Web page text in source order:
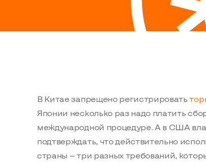
В Китае запрещено регистрировать
Японии несколько раз надо платить
международной процедуре. А в США
подтверждать, что действительно
страны — три разных требований,